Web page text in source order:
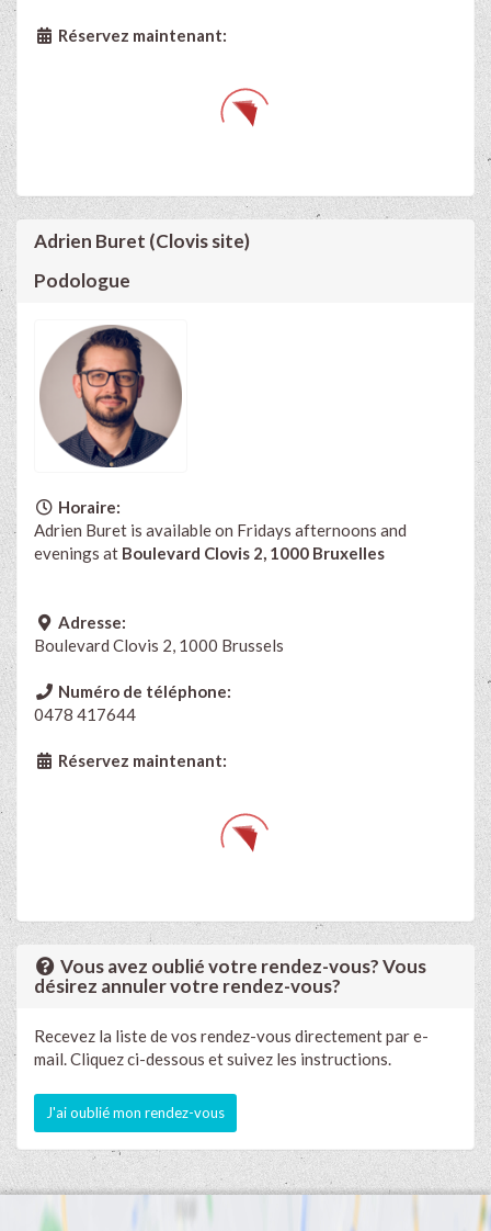
Réservez maintenant:
Adrien Buret (Clovis site)
Podologue
Horaire:
Adrien Buret is available on Fridays afternoons and
evenings at Boulevard Clovis 2, 1000 Bruxelles
Adresse:
Boulevard Clovis 2, 1000 Brussels
Numéro de téléphone:
0478 417644
Réservez maintenant:
Vous avez oublié votre rendez-vous? Vous
désirez annuler votre rendez-vous?
Recevez la liste de vos rendez-vous directement par e-
mail. Cliquez ci-dessous et suivez les instructions.
J'ai oublié mon rendez-vous